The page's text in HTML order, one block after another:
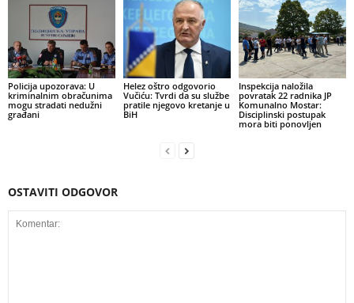
Policija upozorava: U
kriminalnim obračunima
mogu stradati nedužni
građani
Helez oštro odgovorio
Vučiću: Tvrdi da su službe
pratile njegovo kretanje u
BiH
Inspekcija naložila
povratak 22 radnika JP
Komunalno Mostar:
Disciplinski postupak
mora biti ponovljen
OSTAVITI ODGOVOR